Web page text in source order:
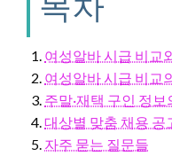
여성알바 시급 비교
여성알바 시급 비교
주말·재택 구인 정보
대상별 맞춤 채용 공
자주 묻는 질문들